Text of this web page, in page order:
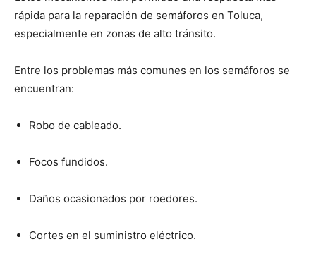
rápida para la reparación de semáforos en Toluca,
especialmente en zonas de alto tránsito.
Entre los problemas más comunes en los semáforos se
encuentran:
Robo de cableado.
Focos fundidos.
Daños ocasionados por roedores.
Cortes en el suministro eléctrico.